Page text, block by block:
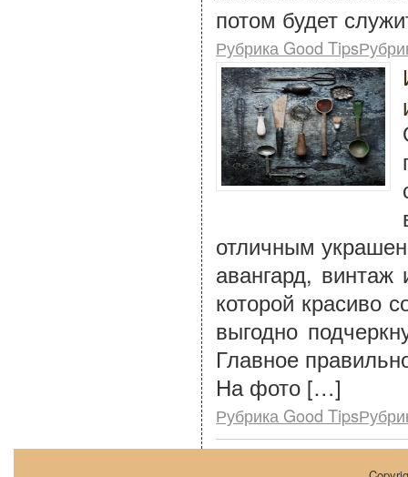
потом будет
Рубрика Good
отличным
авангард,
которой красиво
выгодно
Главное
На фото […]
Рубрика Good